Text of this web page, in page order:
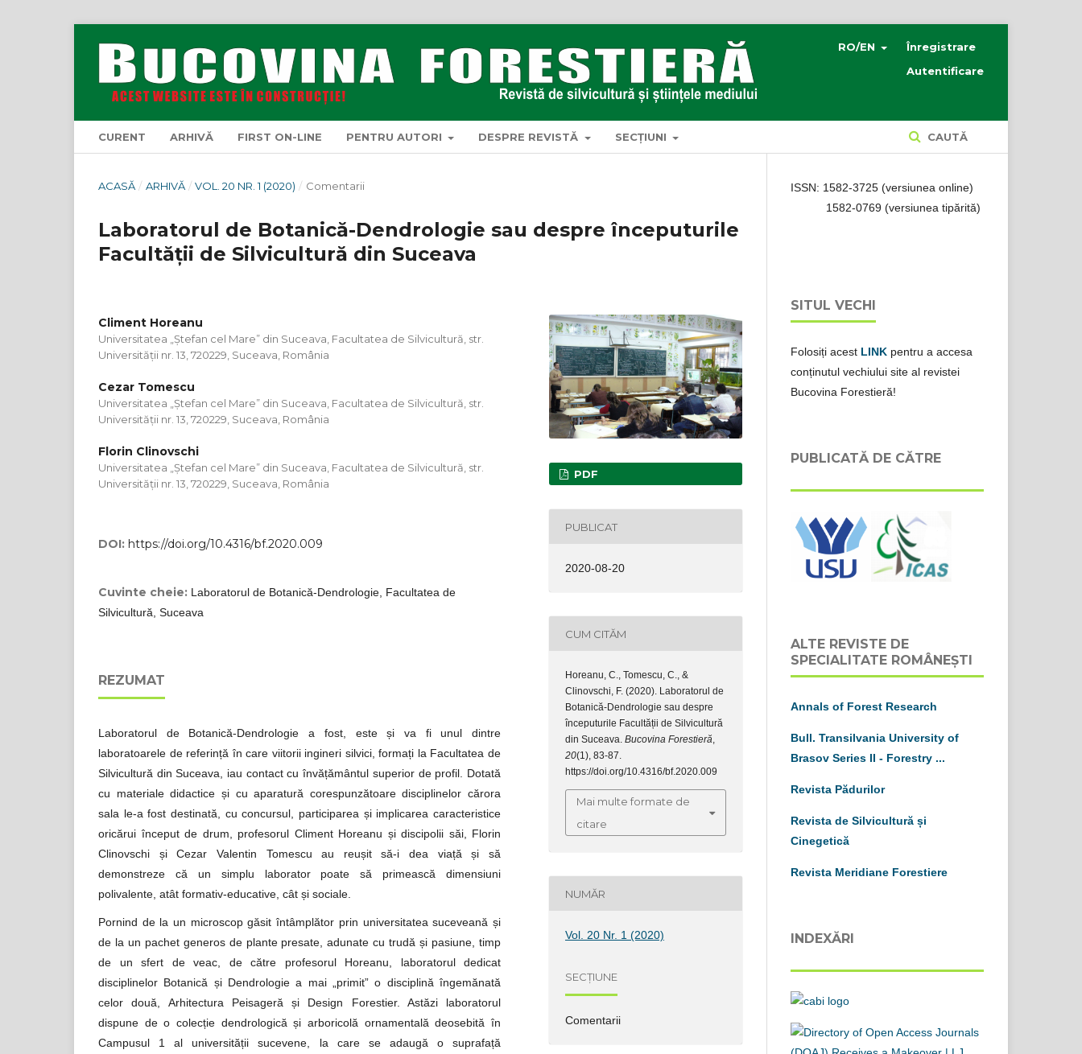
CURENT ARHIVĂ FIRST ON-LINE PENTRU AUTORI DESPRE REVISTĂ SECȚIUNI CAUTĂ
RO/EN
Înregistrare
Autentificare
ACASĂ / ARHIVĂ / VOL. 20 NR. 1 (2020) / Comentarii
Laboratorul de Botanică-Dendrologie sau despre începuturile
Facultății de Silvicultură din Suceava
Climent Horeanu
Universitatea „Ștefan cel Mare” din Suceava, Facultatea de Silvicultură, str.
Universității nr. 13, 720229, Suceava, România
Cezar Tomescu
Universitatea „Ștefan cel Mare” din Suceava, Facultatea de Silvicultură, str.
Universității nr. 13, 720229, Suceava, România
Florin Clinovschi
Universitatea „Ștefan cel Mare” din Suceava, Facultatea de Silvicultură, str.
Universității nr. 13, 720229, Suceava, România
DOI: https://doi.org/10.4316/bf.2020.009
Cuvinte cheie: Laboratorul de Botanică-Dendrologie, Facultatea de
Silvicultură, Suceava
REZUMAT
Laboratorul de Botanică-Dendrologie a fost, este și va fi unul dintre
laboratoarele de referință în care viitorii ingineri silvici, formați la Facultatea de
Silvicultură din Suceava, iau contact cu învățământul superior de profil. Dotată
cu materiale didactice și cu aparatură corespunzătoare disciplinelor cărora
sala le-a fost destinată, cu concursul, participarea și implicarea caracteristice
oricărui început de drum, profesorul Climent Horeanu și discipolii săi, Florin
Clinovschi și Cezar Valentin Tomescu au reușit să-i dea viață și să
demonstreze că un simplu laborator poate să primească dimensiuni
polivalente, atât formativ-educative, cât și sociale.
Pornind de la un microscop găsit întâmplător prin universitatea suceveană și
de la un pachet generos de plante presate, adunate cu trudă și pasiune, timp
de un sfert de veac, de către profesorul Horeanu, laboratorul dedicat
disciplinelor Botanică și Dendrologie a mai „primit” o disciplină îngemănată
celor două, Arhitectura Peisageră și Design Forestier. Astăzi laboratorul
dispune de o colecție dendrologică și arboricolă ornamentală deosebită în
Campusul 1 al universității sucevene, la care se adaugă o suprafață
PDF
PUBLICAT
2020-08-20
CUM CITĂM
Horeanu, C., Tomescu, C., &
Clinovschi, F. (2020). Laboratorul de
Botanică-Dendrologie sau despre
începuturile Facultății de Silvicultură
din Suceava. Bucovina Forestieră,
20(1), 83-87.
https://doi.org/10.4316/bf.2020.009
Mai multe formate de
citare
NUMĂR
Vol. 20 Nr. 1 (2020)
SECȚIUNE
Comentarii
ISSN: 1582-3725 (versiunea online)
1582-0769 (versiunea tipărită)
SITUL VECHI
Folosiți acest LINK pentru a accesa
conținutul vechiului site al revistei
Bucovina Forestieră!
PUBLICATĂ DE CĂTRE
ALTE REVISTE DE
SPECIALITATE ROMÂNEȘTI
Annals of Forest Research
Bull. Transilvania University of
Brasov Series II - Forestry ...
Revista Pădurilor
Revista de Silvicultură și
Cinegetică
Revista Meridiane Forestiere
INDEXĂRI